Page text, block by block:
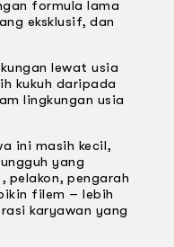
formula lama
eksklusif, dan
lewat usia
kukuh daripada
lingkungan usia
ini masih kecil,
yang
pelakon, pengarah
filem – lebih
karyawan yang